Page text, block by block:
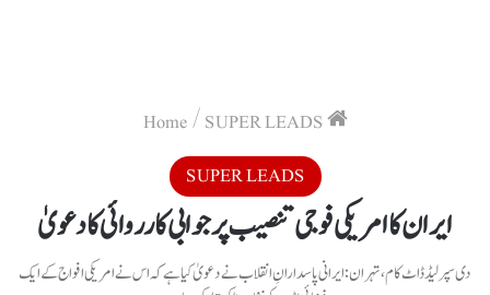
/ SUPER LEADS
SUPER LEADS
ایران کا امریکی فوجی تنصیب پر جوابی کارروائی کا دعویٰ
دی سپرلیڈ ڈاٹ کام ، تہران : ایرانی پاسدارانِ انقلاب نے دعویٰ کیا ہے کہ اس نے امریکی افواج کے ایک